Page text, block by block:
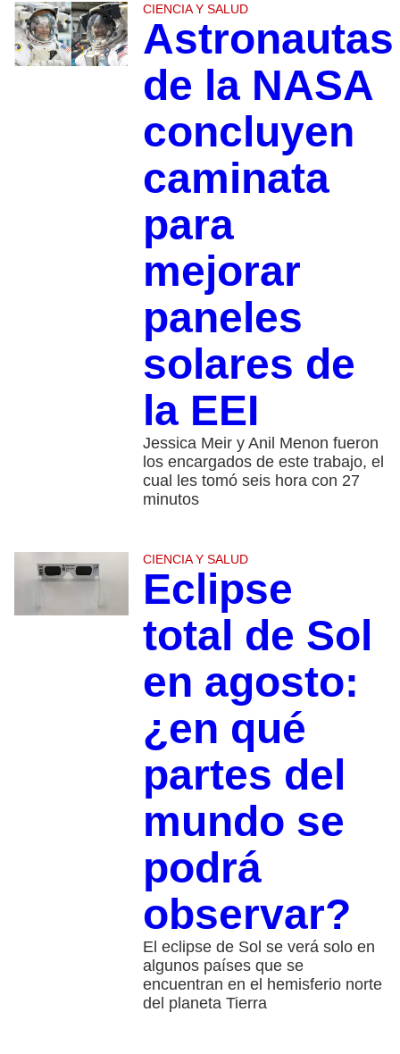
CIENCIA Y SALUD
Astronautas
de la NASA
concluyen
caminata
para
mejorar
paneles
solares de
la EEI
Jessica Meir y Anil Menon fueron
los encargados de este trabajo, el
cual les tomó seis hora con 27
minutos
CIENCIA Y SALUD
Eclipse
total de Sol
en agosto:
¿en qué
partes del
mundo se
podrá
observar?
El eclipse de Sol se verá solo en
algunos países que se
encuentran en el hemisferio norte
del planeta Tierra